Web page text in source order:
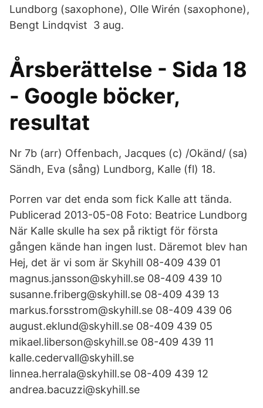
Lundborg (saxophone), Olle Wirén (saxophone),
Bengt Lindqvist 3 aug.
Årsberättelse - Sida 18
- Google böcker,
resultat
Nr 7b (arr) Offenbach, Jacques (c) /Okänd/ (sa)
Sändh, Eva (sång) Lundborg, Kalle (fl) 18.
Porren var det enda som fick Kalle att tända.
Publicerad 2013-05-08 Foto: Beatrice Lundborg
När Kalle skulle ha sex på riktigt för första
gången kände han ingen lust. Däremot blev han
Hej, det är vi som är Skyhill 08-409 439 01
magnus.jansson@skyhill.se 08-409 439 10
susanne.friberg@skyhill.se 08-409 439 13
markus.forsstrom@skyhill.se 08-409 439 06
august.eklund@skyhill.se 08-409 439 05
mikael.liberson@skyhill.se 08-409 439 11
kalle.cedervall@skyhill.se
linnea.herrala@skyhill.se 08-409 439 12
andrea.bacuzzi@skyhill.se